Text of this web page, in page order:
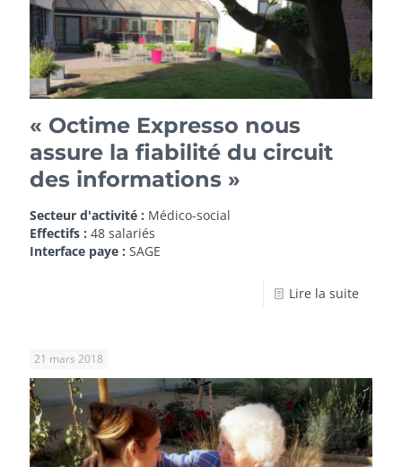
« Octime Expresso nous
assure la fiabilité du circuit
des informations »
Secteur d'activité : Médico-social
Effectifs : 48 salariés
Interface paye : SAGE
Lire la suite
21 mars 2018